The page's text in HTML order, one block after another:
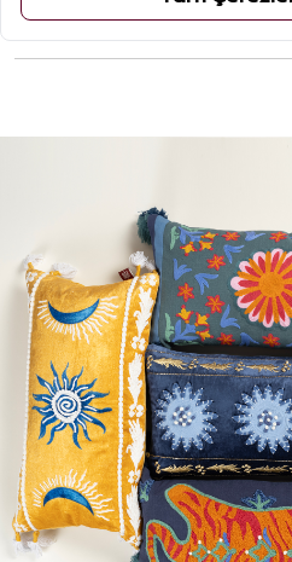
ÜRÜN YORUMLARI